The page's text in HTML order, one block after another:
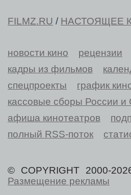
FILMZ.RU / НАСТОЯЩЕЕ
новости кино рецензии
кадры из фильмов
спецпроекты
график
кассовые сборы России
афиша кинотеатров
полный RSS-поток
© COPYRIGHT 2000-
Размещение рекламы